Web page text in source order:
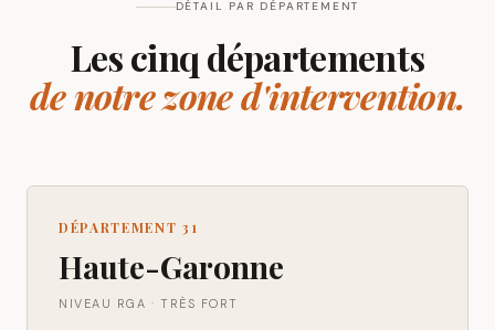
DÉTAIL PAR DÉPARTEMENT
Les cinq départements
de notre zone d'intervention.
DÉPARTEMENT31
Haute-Garonne
NIVEAU RGA · TRÈS FORT